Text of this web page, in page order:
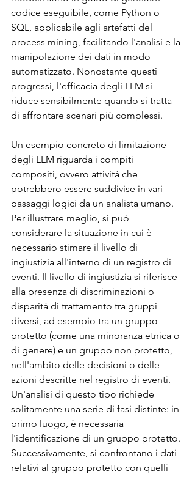
codice eseguibile, come Python o
SQL, applicabile agli artefatti del
process mining, facilitando l'analisi e la
manipolazione dei dati in modo
automatizzato. Nonostante questi
progressi, l'efficacia degli LLM si
riduce sensibilmente quando si tratta
di affrontare scenari più complessi.
Un esempio concreto di limitazione
degli LLM riguarda i compiti
compositi, ovvero attività che
potrebbero essere suddivise in vari
passaggi logici da un analista umano.
Per illustrare meglio, si può
considerare la situazione in cui è
necessario stimare il livello di
ingiustizia all'interno di un registro di
eventi. Il livello di ingiustizia si riferisce
alla presenza di discriminazioni o
disparità di trattamento tra gruppi
diversi, ad esempio tra un gruppo
protetto (come una minoranza etnica o
di genere) e un gruppo non protetto,
nell'ambito delle decisioni o delle
azioni descritte nel registro di eventi.
Un'analisi di questo tipo richiede
solitamente una serie di fasi distinte: in
primo luogo, è necessaria
l'identificazione di un gruppo protetto.
Successivamente, si confrontano i dati
relativi al gruppo protetto con quelli